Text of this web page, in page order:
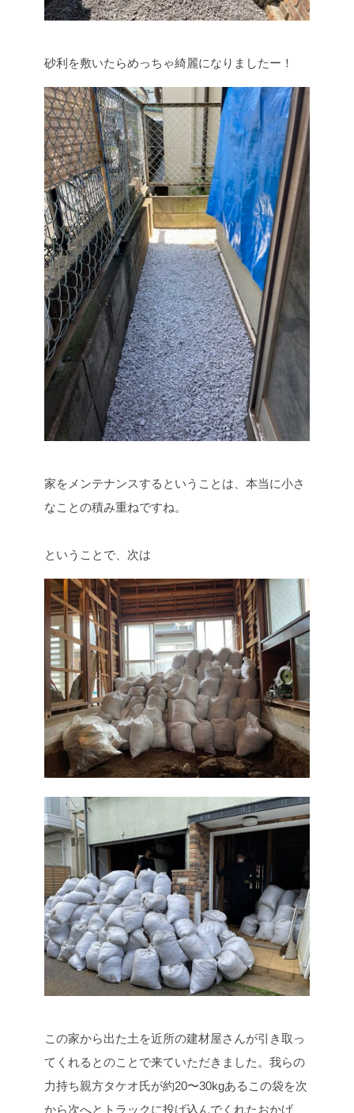
砂利を敷いたらめっちゃ綺麗になりましたー！
家をメンテナンスするということは、本当に小さ
なことの積み重ねですね。
ということで、次は
この家から出た土を近所の建材屋さんが引き取っ
てくれるとのことで来ていただきました。我らの
力持ち親方タケオ氏が約20〜30kgあるこの袋を次
から次へとトラックに投げ込んでくれたおかげ